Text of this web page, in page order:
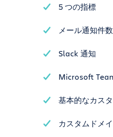
5 つの指標
メール通知件
Slack 通知
Microsoft
基本的なカス
カスタムドメ